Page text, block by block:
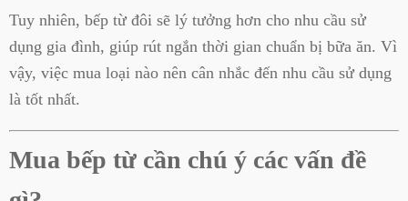
Tuy nhiên, bếp từ đôi sẽ lý tưởng hơn cho nhu cầu sử
dụng gia đình, giúp rút ngắn thời gian chuẩn bị bữa ăn. Vì
vậy, việc mua loại nào nên cân nhắc đến nhu cầu sử dụng
là tốt nhất.
Mua bếp từ cần chú ý các vấn đề